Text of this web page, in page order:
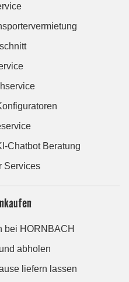
Chatbot Beratung
Services
bei HORNBACH
abholen
liefern lassen